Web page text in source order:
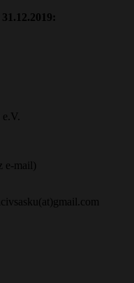
e-mail)